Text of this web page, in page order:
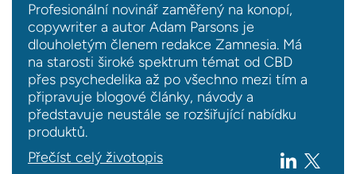
Profesionální novinář zaměřený na konopí,
copywriter a autor Adam Parsons je
dlouholetým členem redakce Zamnesia. Má
na starosti široké spektrum témat od CBD
přes psychedelika až po všechno mezi tím a
připravuje blogové články, návody a
představuje neustále se rozšiřující nabídku
produktů.
Přečíst celý životopis